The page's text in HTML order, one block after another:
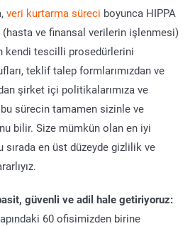
veri kurtarma süreci boyunca HIPPA
(hasta ve finansal verilerin işlenmesi)
kendi tescilli prosedürlerini
teklif talep formlarımızdan ve
şirket içi politikalarımıza ve
sürecin tamamen sizinle ve
bilir. Size mümkün olan en iyi
sırada en üst düzeyde gizlilik ve
güvenli ve adil hale getiriyoruz:
60 ofisimizden birine